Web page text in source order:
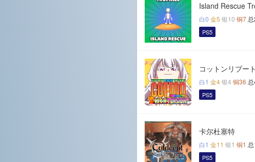
Island Rescue
白0 金5 银10 铜7
PS5
コットンリブー
白1 金4银4 铜36
PS5
卡尔杜塞特
白1 金11 银1 铜1
PS5